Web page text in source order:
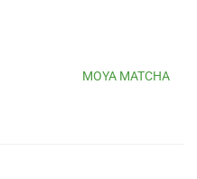
MOYA MATCHA